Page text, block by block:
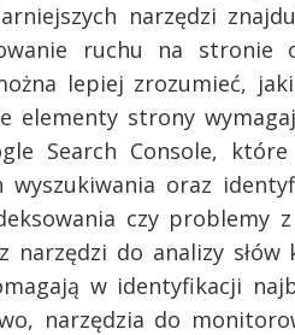
narzędzi
ruchu na stronie
lepiej zrozumieć,
elementy strony
Search Console,
wyszukiwania oraz
czy problemy
narzędzi do analizy
w identyfikacji
narzędzia do